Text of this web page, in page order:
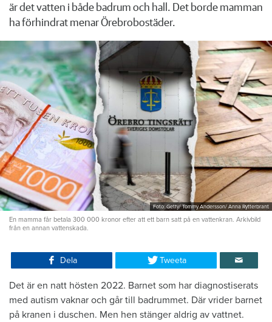
är det vatten i både badrum och hall. Det borde mamman
ha förhindrat menar Örebrobostäder.
Foto: Getty/ Tommy Andersson/ Anna Rytterbrant
En mamma får betala 300 000 kronor efter att ett barn satt på en vattenkran. Arkivbild
från en annan vattenskada.
Dela Tweeta
Det är en natt hösten 2022. Barnet som har diagnostiserats
med autism vaknar och går till badrummet. Där vrider barnet
på kranen i duschen. Men hen stänger aldrig av vattnet.